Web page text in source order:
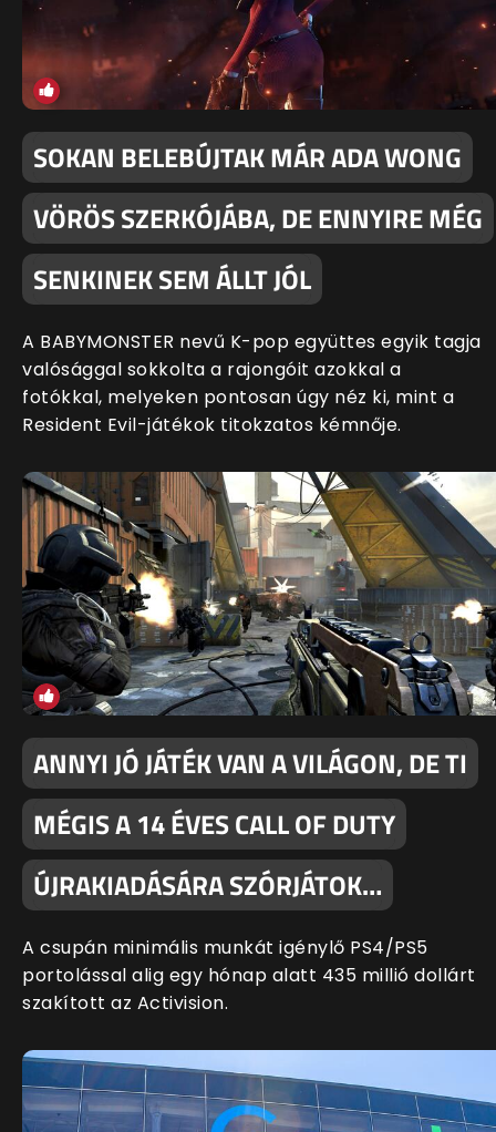
SOKAN BELEBÚJTAK MÁR ADA WONG
VÖRÖS SZERKÓJÁBA, DE ENNYIRE MÉG
SENKINEK SEM ÁLLT JÓL
A BABYMONSTER nevű K-pop együttes egyik tagja
valósággal sokkolta a rajongóit azokkal a
fotókkal, melyeken pontosan úgy néz ki, mint a
Resident Evil-játékok titokzatos kémnője.
ANNYI JÓ JÁTÉK VAN A VILÁGON, DE TI
MÉGIS A 14 ÉVES CALL OF DUTY
ÚJRAKIADÁSÁRA SZÓRJÁTOK…
A csupán minimális munkát igénylő PS4/PS5
portolással alig egy hónap alatt 435 millió dollárt
szakított az Activision.